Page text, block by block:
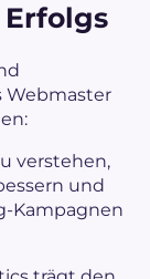
Webmaster
verstehen,
und
Kampagnen